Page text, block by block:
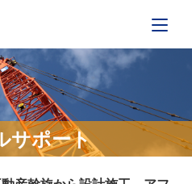
サポート